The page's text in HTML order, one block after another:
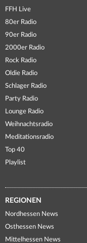
FFH Live
80er Radio
90er Radio
2000er Radio
Rock Radio
Oldie Radio
Schlager Radio
Party Radio
Lounge Radio
Weihnachtsradio
Meditationsradio
Top 40
Playlist
REGIONEN
Nordhessen News
Osthessen News
Mittelhessen News